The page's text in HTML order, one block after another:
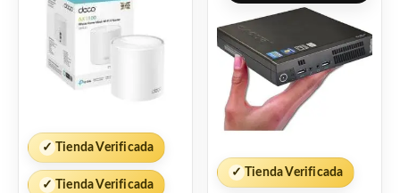
✓ Tienda Verificada
✓ Tienda Verificada
✓ Tienda Verificada
original
$3,900.
es: